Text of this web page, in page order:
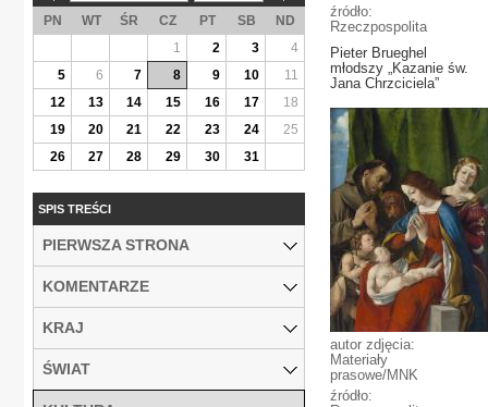
źródło:
Rzeczpospolita
Pieter Brueghel
młodszy „Kazanie św.
Jana Chrzciciela”
autor zdjęcia:
Materiały
prasowe/MNK
źródło:
PN WT ŚR CZ PT SB
ND
1
2 3
4
5
6 7 8 9 10
11
12
13 14 15 16 17
18
19
20 21 22 23 24
25
26
27 28 29 30 31
SPIS TREŚCI
PIERWSZA STRONA
KOMENTARZE
KRAJ
ŚWIAT